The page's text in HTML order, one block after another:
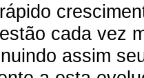
cada vez
assim